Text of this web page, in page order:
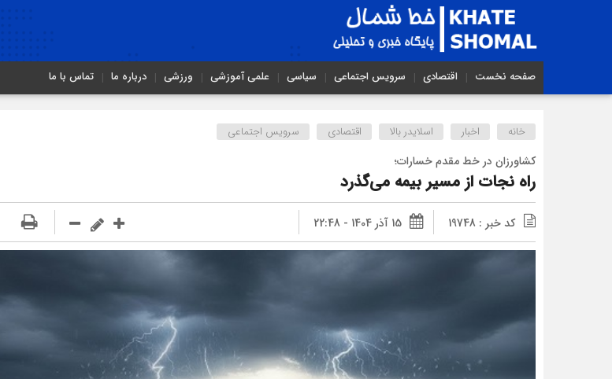
صفحه نخست اقتصادی سرویس اجتماعی سیاسی علمی آموزشی ورزشی درباره ما تماس با ما
خانه اخبار اسلایدر بالا اقتصادی سرویس اجتماعی
کشاورزان در خط مقدم خسارات؛
راه نجات از مسیر بیمه می‌گذرد
کد خبر : 19748 15 آذر 1404 - 22:48